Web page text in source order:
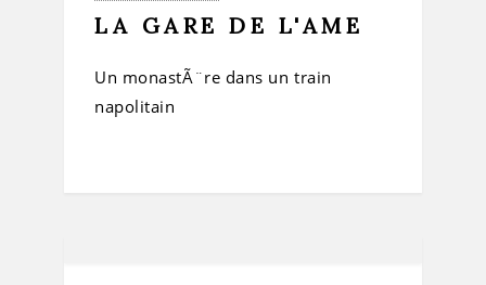
LA GARE DE L'AME
Un monastÃ¨re dans un train
napolitain